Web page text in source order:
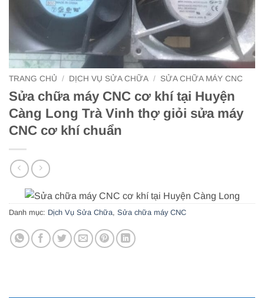
TRANG CHỦ / DỊCH VỤ SỬA CHỮA / SỬA CHỮA MÁY CNC
Sửa chữa máy CNC cơ khí tại Huyện
Càng Long Trà Vinh thợ giỏi sửa máy
CNC cơ khí chuẩn
Danh mục: Dịch Vụ Sửa Chữa, Sửa chữa máy CNC